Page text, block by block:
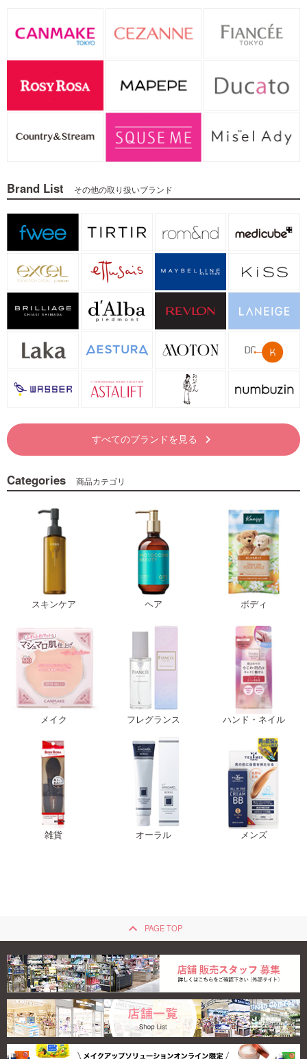
Brand List その他の取り扱いブランド
すべてのブランドを見る keyboard_arrow_right
Categories 商品カテゴリ
スキンケア ヘア ボディ
メイク フレグランス ハンド・ネイル
雑貨 オーラル メンズ
keyboard_arrow_up PAGE TOP